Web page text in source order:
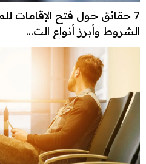
7 حقائق حول فتح الإقامات
الشروط وأبرز أنواع الت...